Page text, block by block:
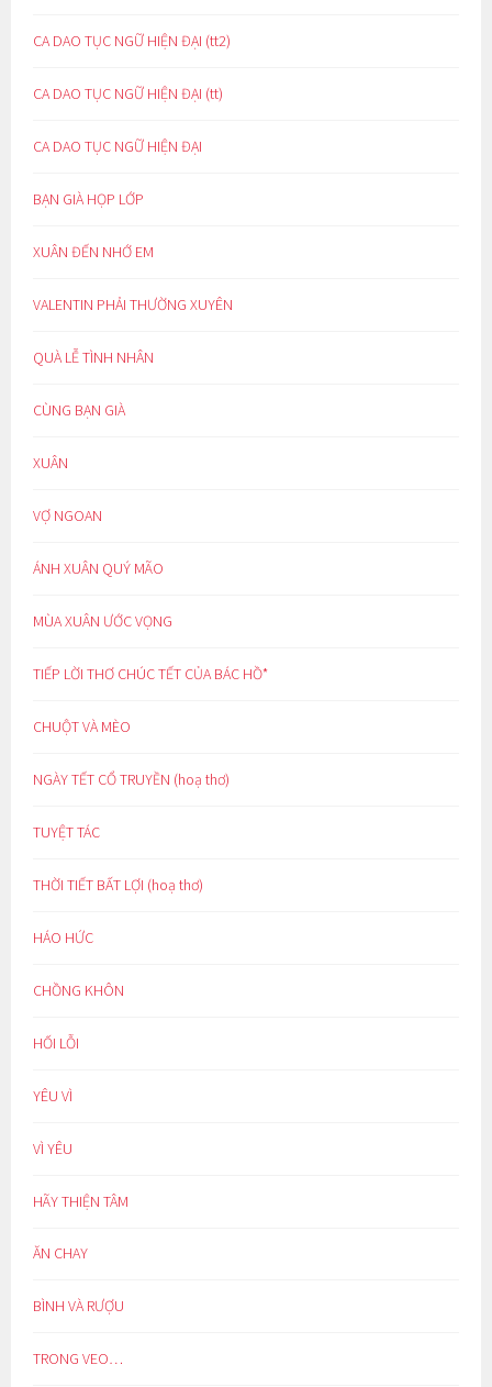
CA DAO TỤC NGỮ HIỆN ĐẠI (tt2)
CA DAO TỤC NGỮ HIỆN ĐẠI (tt)
CA DAO TỤC NGỮ HIỆN ĐẠI
BẠN GIÀ HỌP LỚP
XUÂN ĐẾN NHỚ EM
VALENTIN PHẢI THƯỜNG XUYÊN
QUÀ LỄ TÌNH NHÂN
CÙNG BẠN GIÀ
XUÂN
VỢ NGOAN
ÁNH XUÂN QUÝ MÃO
MÙA XUÂN ƯỚC VỌNG
TIẾP LỜI THƠ CHÚC TẾT CỦA BÁC HỒ*
CHUỘT VÀ MÈO
NGÀY TẾT CỔ TRUYỀN (hoạ thơ)
TUYỆT TÁC
THỜI TIẾT BẤT LỢI (hoạ thơ)
HÁO HỨC
CHỒNG KHÔN
HỐI LỖI
YÊU VÌ
VÌ YÊU
HÃY THIỆN TÂM
ĂN CHAY
BÌNH VÀ RƯỢU
TRONG VEO…